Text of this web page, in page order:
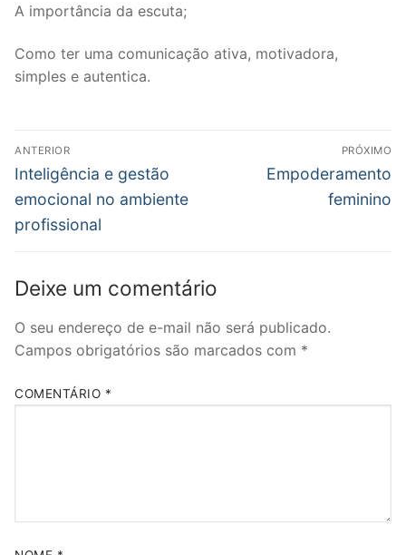
A importância da escuta;
Como ter uma comunicação ativa, motivadora,
simples e autentica.
Navegação
de
Post
ANTERIOR
Post
anterior:
Inteligência e gestão
emocional no ambiente
profissional
PRÓXIMO
Próximo
Empoderamento
feminino
Deixe um comentário
O seu endereço de e-mail não será publicado.
Campos obrigatórios são marcados com *
COMENTÁRIO *